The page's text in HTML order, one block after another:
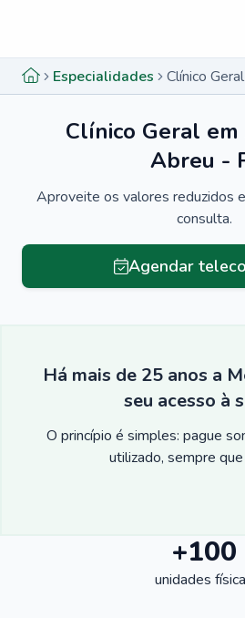
Especialidades
Clínico Geral
Abreu -
Aproveite os valores reduzidos
consulta.
Agendar
Há mais de 25 anos a
seu acesso à
O princípio é simples: pague
utilizado, sempre
+100
unidades